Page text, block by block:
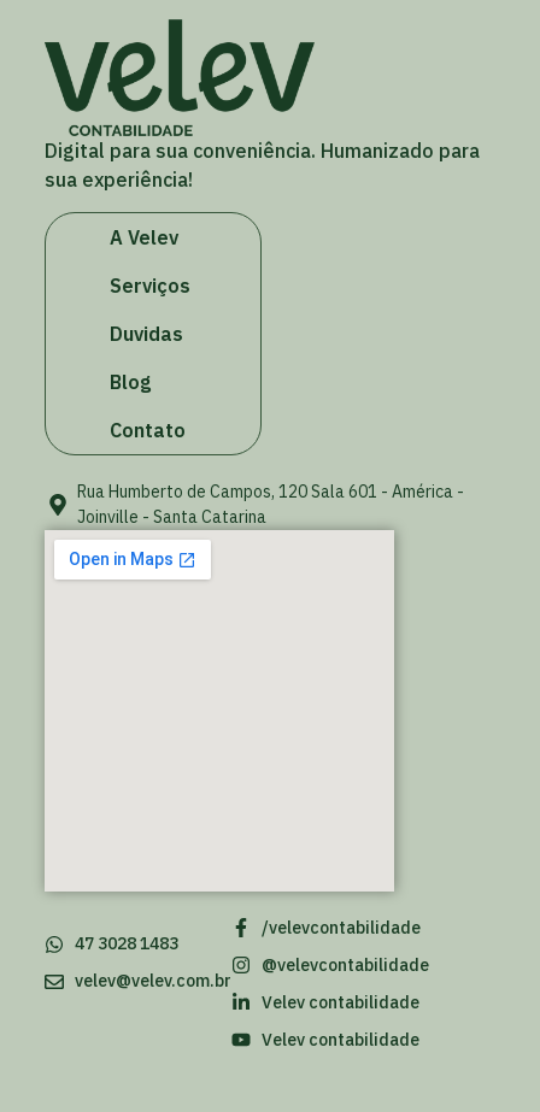
Digital para sua conveniência. Humanizado para
sua experiência!
A Velev
Serviços
Duvidas
Blog
Contato
Rua Humberto de Campos, 120 Sala 601 - América -
Joinville - Santa Catarina
/velevcontabilidade
@velevcontabilidade
Velev contabilidade
Velev contabilidade
47 3028 1483
velev@velev.com.br